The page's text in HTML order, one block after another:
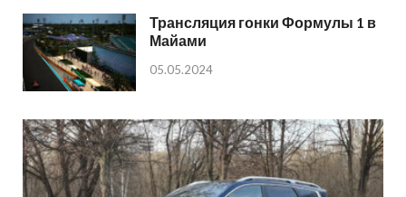
Трансляция гонки Формулы 1 в
Майами
05.05.2024